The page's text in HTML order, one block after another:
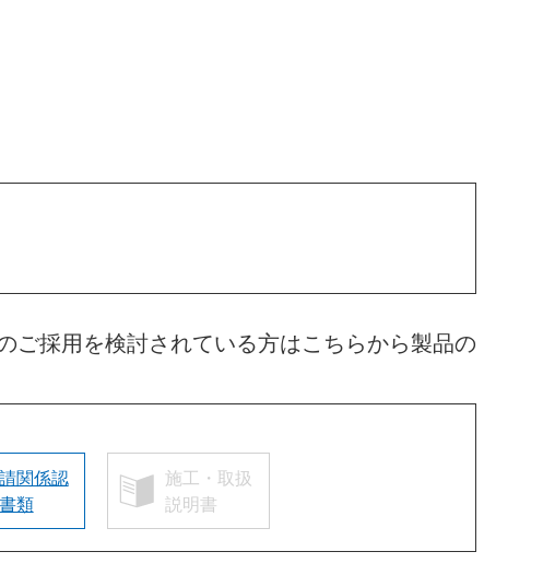
用を検討されている方はこちらから製品の
関係認
類
施工・取扱
説明書